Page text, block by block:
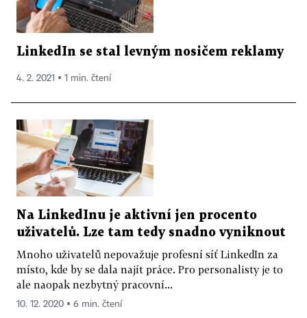
LinkedIn se stal levným nosičem reklamy
4. 2. 2021 ▪ 1 min. čtení
Na LinkedInu je aktivní jen procento
uživatelů. Lze tam tedy snadno vyniknout
Mnoho uživatelů nepovažuje profesní síť LinkedIn za
místo, kde by se dala najít práce. Pro personalisty je to
ale naopak nezbytný pracovní...
10. 12. 2020 ▪ 6 min. čtení